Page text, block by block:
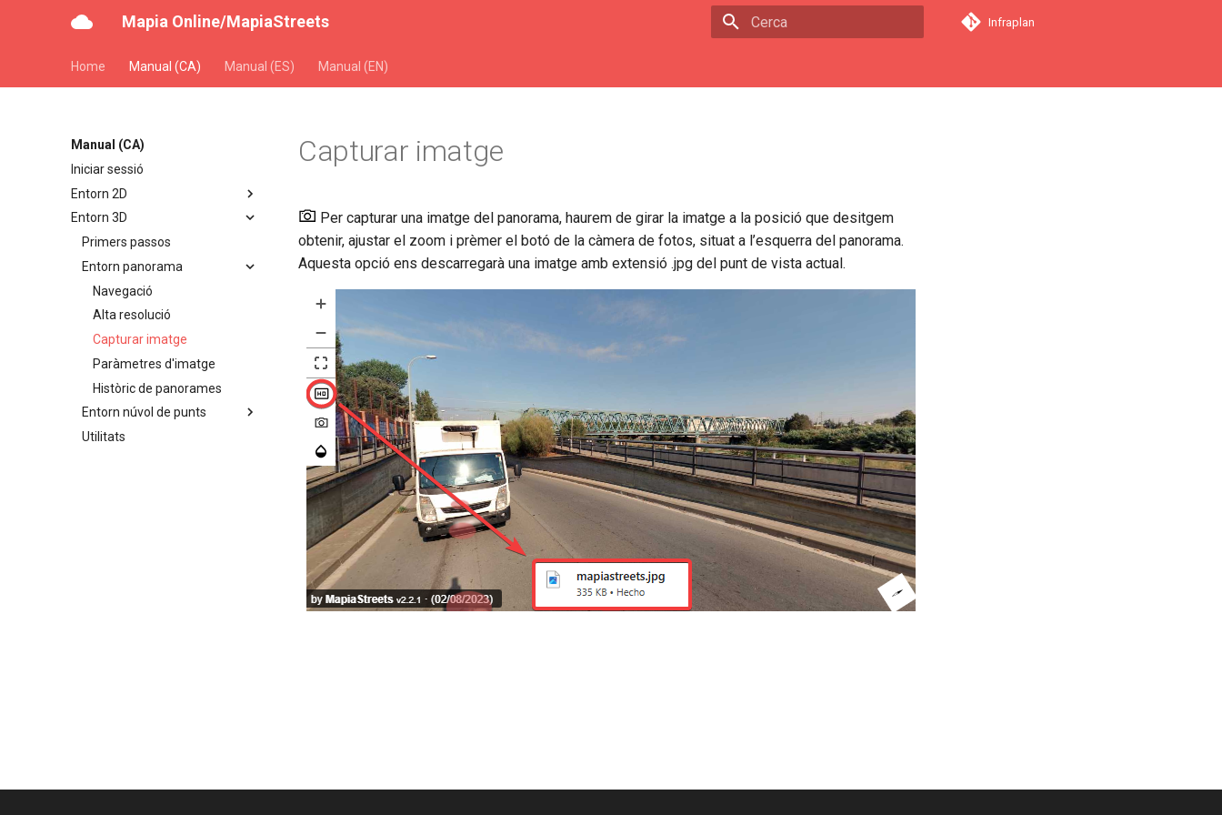
Mapia Online/MapiaStreets Infraplan
Home Manual (CA) Manual (ES) Manual (EN)
Manual (CA)
Iniciar sessió
Entorn 2D
Entorn 3D
Primers passos
Entorn panorama
Navegació
Alta resolució
Capturar imatge
Paràmetres d'imatge
Històric de panorames
Entorn núvol de punts
Utilitats
Capturar imatge
Per capturar una imatge del panorama, haurem de girar la imatge a la posició que desitgem
obtenir, ajustar el zoom i prèmer el botó de la càmera de fotos, situat a l’esquerra del panorama.
Aquesta opció ens descarregarà una imatge amb extensió .jpg del punt de vista actual.